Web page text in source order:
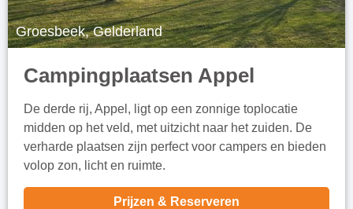
Groesbeek, Gelderland
Campingplaatsen Appel
De derde rij, Appel, ligt op een zonnige toplocatie
midden op het veld, met uitzicht naar het zuiden. De
verharde plaatsen zijn perfect voor campers en bieden
volop zon, licht en ruimte.
Prijzen & Reserveren